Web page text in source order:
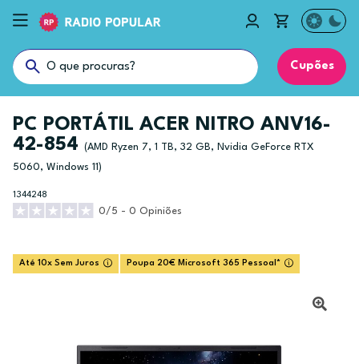
Cupões
PC PORTÁTIL ACER NITRO ANV16-
42-854
(AMD Ryzen 7, 1 TB, 32 GB, Nvidia GeForce RTX
5060, Windows 11)
1344248
0/5 - 0 Opiniões
Até 10x Sem Juros Poupa 20€ Microsoft 365 Pessoal*